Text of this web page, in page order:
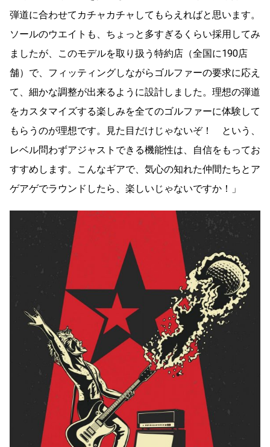
弾道に合わせてカチャカチャしてもらえればと思います。
ソールのウエイトも、ちょっと多すぎるくらい採用してみ
ましたが、このモデルを取り扱う特約店（全国に190店
舗）で、フィッティングしながらゴルファーの要求に応え
て、細かな調整が出来るように設計しました。理想の弾道
をカスタマイズする楽しみを全てのゴルファーに体験して
もらうのが理想です。見た目だけじゃないぞ！ という、
レベル問わずアジャストできる機能性は、自信をもってお
すすめします。こんなギアで、気心の知れた仲間たちとア
ゲアゲでラウンドしたら、楽しいじゃないですか！」